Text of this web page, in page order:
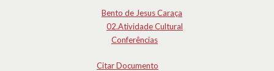
Bento de Jesus Caraça
02.Atividade Cultural
Conferências
Citar Documento